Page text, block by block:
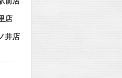
店
井店